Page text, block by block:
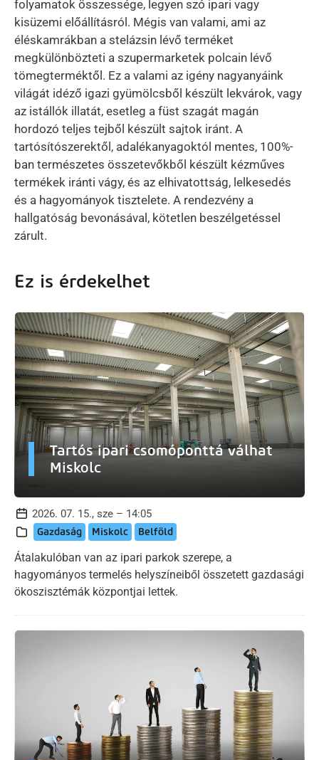
folyamatok összessége, legyen szó ipari vagy
kisüzemi előállításról. Mégis van valami, ami az
éléskamrákban a stelázsin lévő terméket
megkülönbözteti a szupermarketek polcain lévő
tömegterméktől. Ez a valami az igény nagyanyáink
világát idéző igazi gyümölcsből készült lekvárok, vagy
az istállók illatát, esetleg a füst szagát magán
hordozó teljes tejből készült sajtok iránt. A
tartósítószerektől, adalékanyagoktól mentes, 100%-
ban természetes összetevőkből készült kézműves
termékek iránti vágy, és az elhivatottság, lelkesedés
és a hagyományok tisztelete. A rendezvény a
hallgatóság bevonásával, kötetlen beszélgetéssel
zárult.
Ez is érdekelhet
Tartós ipari csomóponttá válhat
Miskolc
2026. 07. 15., sze – 14:05
Gazdaság Miskolc Belföld
Átalakulóban van az ipari parkok szerepe, a
hagyományos termelés helyszíneiből összetett gazdasági
ökoszisztémák központjai lettek.